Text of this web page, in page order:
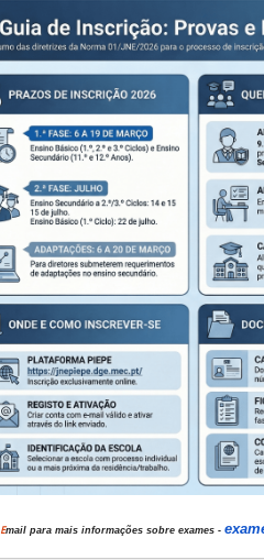
Email para mais informações sobre exames -